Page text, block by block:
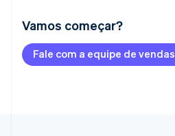
Vamos começar?
Fale com a equipe de vendas
DeutschEnglish
Austrália